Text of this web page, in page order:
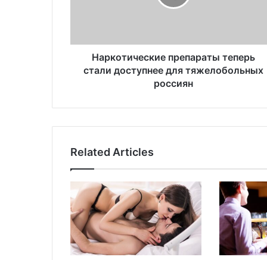
е
п
а
р
а
ы
т
п
е
Наркотические препараты теперь
стали доступнее для тяжелобольных
россиян
Related Articles